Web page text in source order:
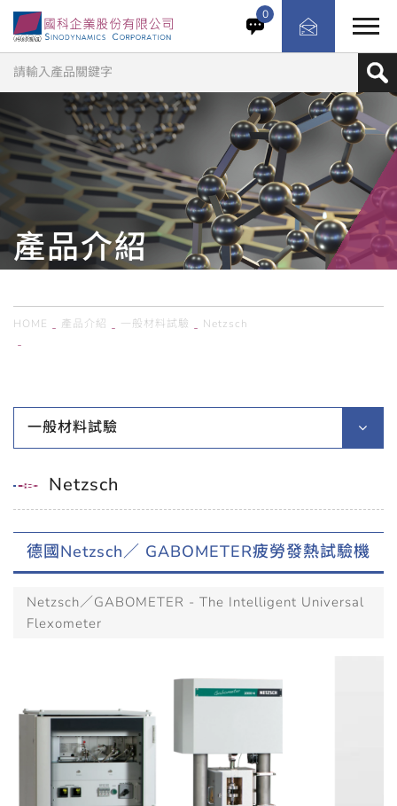
符合Goodrich Flexometer要求，可執行熱蓄積、Blow
out processes與熱固性的精確測試。控制模式有力量與應
變，可測材料剛性（楊氏模量E或損失相位角tanδ）及減振
能力。適用於改善輪胎組件半成品、幫浦或避震器的熱消耗
及耐久性。符合ASTM D623、ISO4466等規範
0
產品介紹
HOME 產品介紹 一般材料試驗
Netzsch
一般材料試驗
Netzsch
德國Netzsch／ GABOMETER疲勞發熱試驗機
Netzsch／GABOMETER - The Intelligent Universal
Flexometer